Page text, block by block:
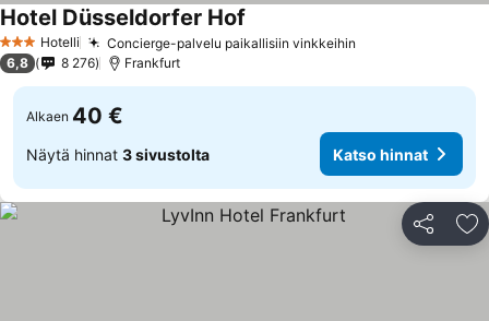
3 Tähtiluokitus
Hotelli Concierge-palvelu paikallisiin vinkkeihin
Hotel Düsseldorfer Hof
6,8 8 276 Frankfurt
Alkaen 40 €
Näytä hinnat 3 sivustolta Katso hinnat
Jaa